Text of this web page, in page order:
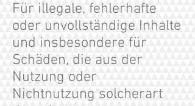
Für illegale, fehlerhafte
oder unvollständige Inhalte
und insbesondere für
Schäden, die aus der
Nutzung oder
Nichtnutzung solcherart